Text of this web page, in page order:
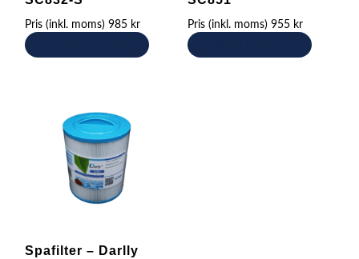
Pris (inkl. moms) 985 kr Pris (inkl. moms) 955 kr
Spafilter – Darlly